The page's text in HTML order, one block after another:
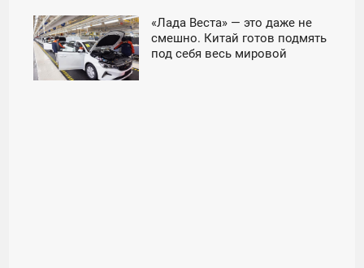
«Лада Веста» — это даже не
смешно. Китай готов подмять
под себя весь мировой